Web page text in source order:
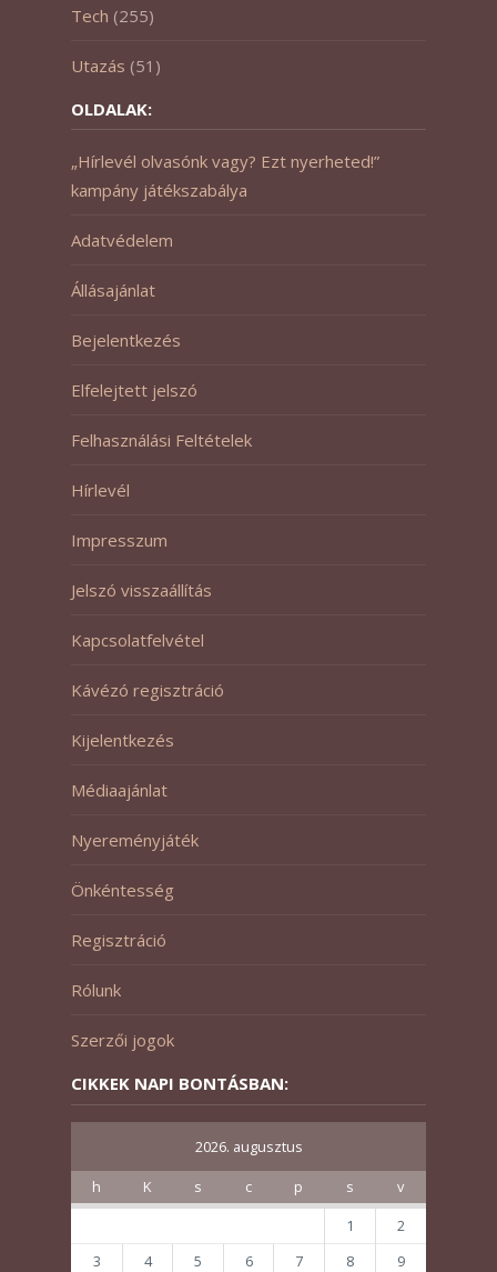
Tech (255)
Utazás (51)
OLDALAK:
„Hírlevél olvasónk vagy? Ezt nyerheted!”
kampány játékszabálya
Adatvédelem
Állásajánlat
Bejelentkezés
Elfelejtett jelszó
Felhasználási Feltételek
Hírlevél
Impresszum
Jelszó visszaállítás
Kapcsolatfelvétel
Kávézó regisztráció
Kijelentkezés
Médiaajánlat
Nyereményjáték
Önkéntesség
Regisztráció
Rólunk
Szerzői jogok
CIKKEK NAPI BONTÁSBAN:
2026. augusztus
h K s c p s
v
1
2
3
4 5 6 7 8 9